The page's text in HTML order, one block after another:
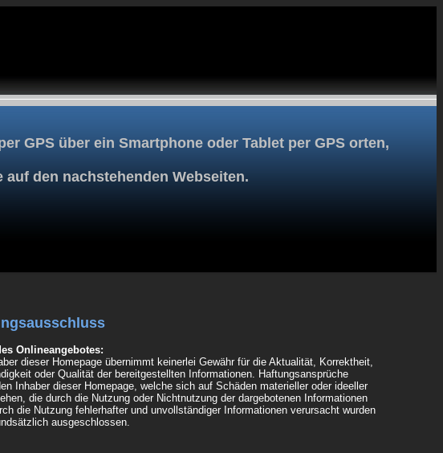
GPS über ein Smartphone oder Tablet per GPS orten,
den nachstehenden Webseiten.
Onlineangebotes:
dieser Homepage übernimmt keinerlei Gewähr für die Aktualität, Korrektheit,
oder Qualität der bereitgestellten Informationen. Haftungsansprüche
Inhaber dieser Homepage, welche sich auf Schäden materieller oder ideeller
die durch die Nutzung oder Nichtnutzung der dargebotenen Informationen
die Nutzung fehlerhafter und unvollständiger Informationen verursacht wurden
ausgeschlossen.